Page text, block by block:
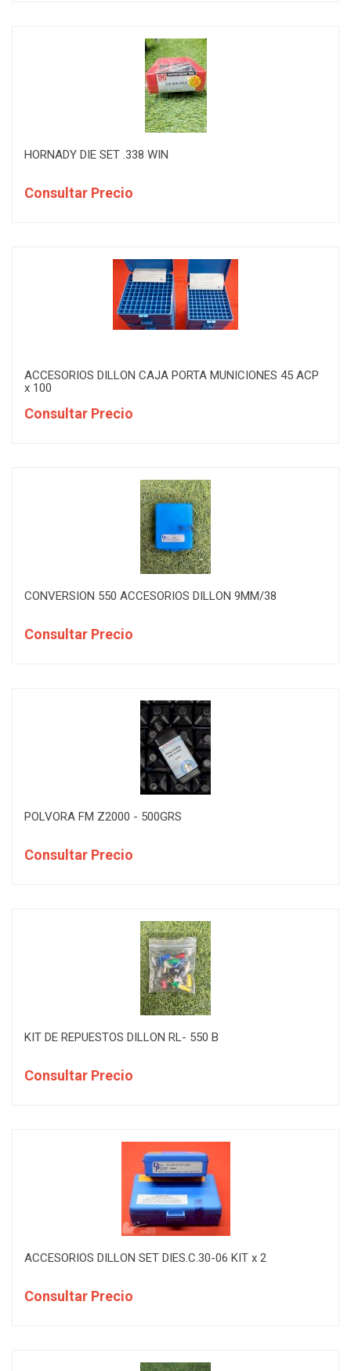
HORNADY DIE SET .338 WIN
Consultar Precio
ACCESORIOS DILLON CAJA PORTA MUNICIONES 45 ACP
x 100
Consultar Precio
CONVERSION 550 ACCESORIOS DILLON 9MM/38
Consultar Precio
POLVORA FM Z2000 - 500GRS
Consultar Precio
KIT DE REPUESTOS DILLON RL- 550 B
Consultar Precio
ACCESORIOS DILLON SET DIES.C.30-06 KIT x 2
Consultar Precio